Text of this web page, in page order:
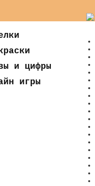
и цифры
игры